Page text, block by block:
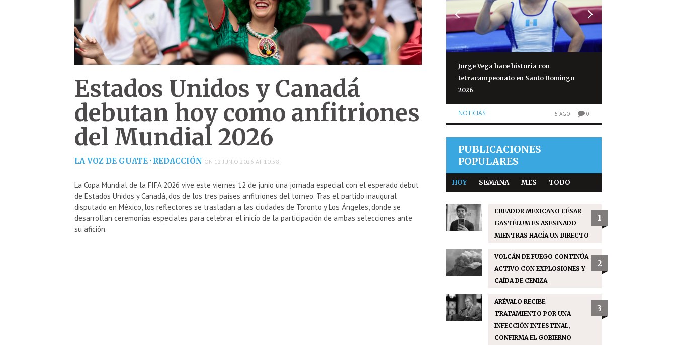
Estados Unidos y Canadá
debutan hoy como anfitriones
del Mundial 2026
LA VOZ DE GUATE · REDACCIÓN ON 12 JUNIO 2026 AT 10:58
La Copa Mundial de la FIFA 2026 vive este viernes 12 de junio una jornada especial con el esperado debut
de Estados Unidos y Canadá, dos de los tres países anfitriones del torneo. Tras el partido inaugural
disputado en México, los reflectores se trasladan a las ciudades de Toronto y Los Ángeles, donde se
desarrollan ceremonias especiales para celebrar el inicio de la participación de ambas selecciones ante
su afición.
Jorge Vega hace historia con
tetracampeonato en Santo Domingo
2026
NOTICIAS 5 AGO 0
Sofía Cabrera conquista el oro para
Guatemala en pentatlón moderno
NOTICIAS
PUBLICACIONES
POPULARES
HOY SEMANA MES TODO
CREADOR MEXICANO CÉSAR
GASTÉLUM ES ASESINADO
MIENTRAS HACÍA UN DIRECTO
1
VOLCÁN DE FUEGO CONTINÚA
ACTIVO CON EXPLOSIONES Y
CAÍDA DE CENIZA
2
ARÉVALO RECIBE
TRATAMIENTO POR UNA
INFECCIÓN INTESTINAL,
CONFIRMA EL GOBIERNO
3